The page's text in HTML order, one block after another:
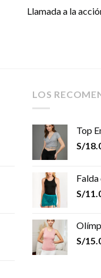
Llamada a la
LOS
Top
S/
S/
S/